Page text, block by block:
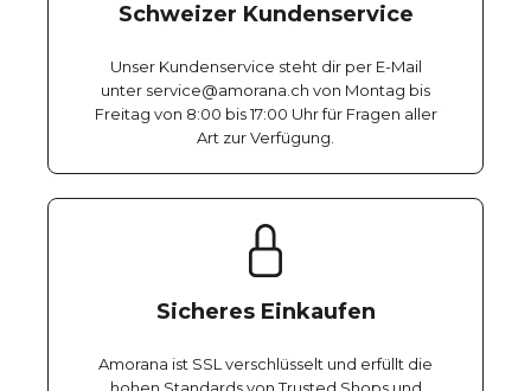
Schweizer Kundenservice
Unser Kundenservice steht dir per E-Mail
unter service@amorana.ch von Montag bis
Freitag von 8:00 bis 17:00 Uhr für Fragen aller
Art zur Verfügung.
Sicheres Einkaufen
Amorana ist SSL verschlüsselt und erfüllt die